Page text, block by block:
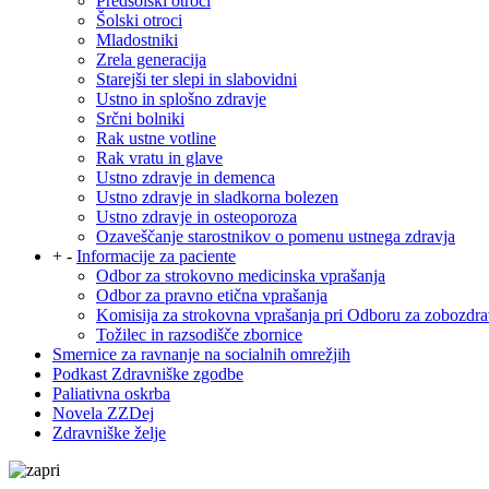
Šolski otroci
Mladostniki
Zrela generacija
Starejši ter slepi in slabovidni
Ustno in splošno zdravje
Srčni bolniki
Rak ustne votline
Rak vratu in glave
Ustno zdravje in demenca
Ustno zdravje in sladkorna bolezen
Ustno zdravje in osteoporoza
Ozaveščanje starostnikov o pomenu ustnega zdravja
+ - Informacije za paciente
Odbor za strokovno medicinska vprašanja
Odbor za pravno etična vprašanja
Komisija za strokovna vprašanja pri Odboru za
Tožilec in razsodišče zbornice
Smernice za ravnanje na socialnih omrežjih
Podkast Zdravniške zgodbe
Paliativna oskrba
Novela ZZDej
Zdravniške želje